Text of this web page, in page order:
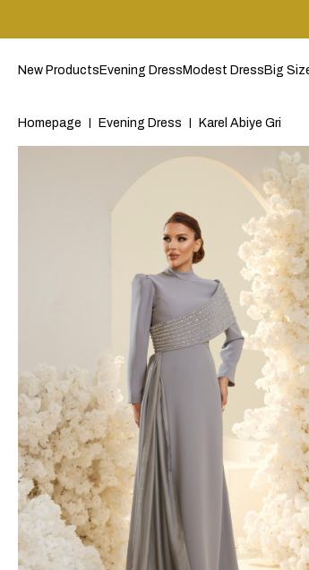
New ProductsEvening DressModest DressBig
Homepage Evening Dress Karel Abiye Gri